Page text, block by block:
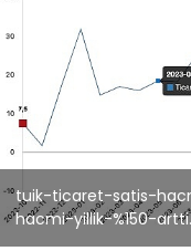
tuik-ticaret-satis-
hacmi-yillik-%150-